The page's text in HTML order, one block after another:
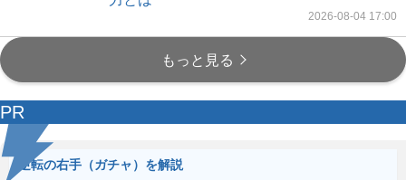
2026-08-04 17:00
もっと見る
PR
逆転の右手（ガチャ）を解説